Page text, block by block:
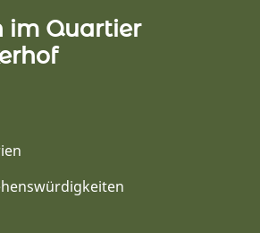
im Quartier